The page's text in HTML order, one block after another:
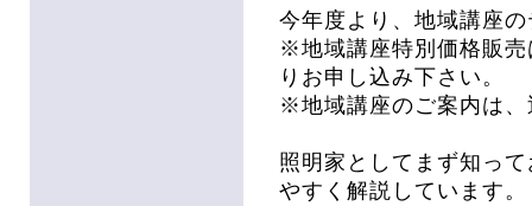
今年度より、地域講座
※地域講座特別価格販
りお申し込み下さい。
※地域講座のご案内は
照明家としてまず知っ
やすく解説しています。